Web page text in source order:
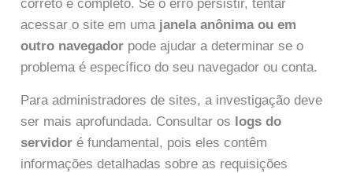
correto e completo. Se o erro persistir, tentar
acessar o site em uma janela anônima ou em
outro navegador pode ajudar a determinar se o
problema é específico do seu navegador ou conta.
Para administradores de sites, a investigação deve
ser mais aprofundada. Consultar os logs do
servidor é fundamental, pois eles contêm
informações detalhadas sobre as requisições